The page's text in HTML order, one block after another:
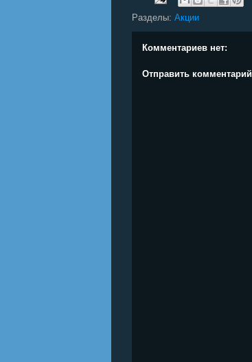
Разделы: Акции
Комментариев нет:
Отправить комментарий